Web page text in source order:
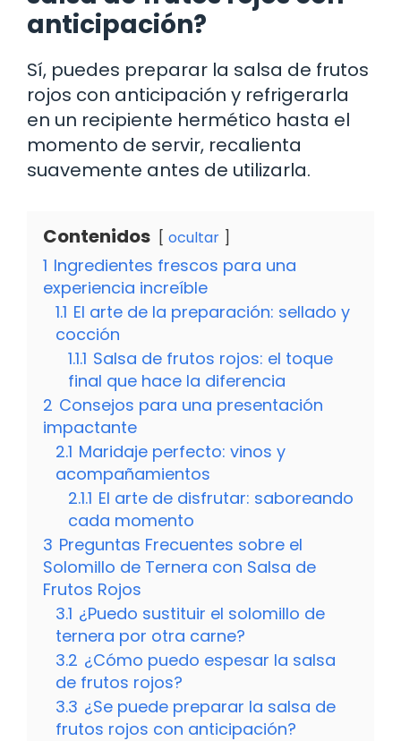
anticipación?
Sí, puedes preparar la salsa de frutos
rojos con anticipación y refrigerarla
en un recipiente hermético hasta el
momento de servir, recalienta
suavemente antes de utilizarla.
Contenidos ocultar
1 Ingredientes frescos para una
experiencia increíble
1.1 El arte de la preparación: sellado y
cocción
1.1.1 Salsa de frutos rojos: el toque
final que hace la diferencia
2 Consejos para una presentación
impactante
2.1 Maridaje perfecto: vinos y
acompañamientos
2.1.1 El arte de disfrutar: saboreando
cada momento
3 Preguntas Frecuentes sobre el
Solomillo de Ternera con Salsa de
Frutos Rojos
3.1 ¿Puedo sustituir el solomillo de
ternera por otra carne?
3.2 ¿Cómo puedo espesar la salsa
de frutos rojos?
3.3 ¿Se puede preparar la salsa de
frutos rojos con anticipación?